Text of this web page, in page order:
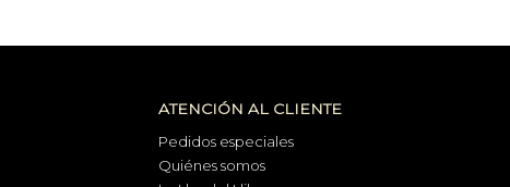
ATENCIÓN AL CLIENTE
Pedidos especiales
Quiénes somos